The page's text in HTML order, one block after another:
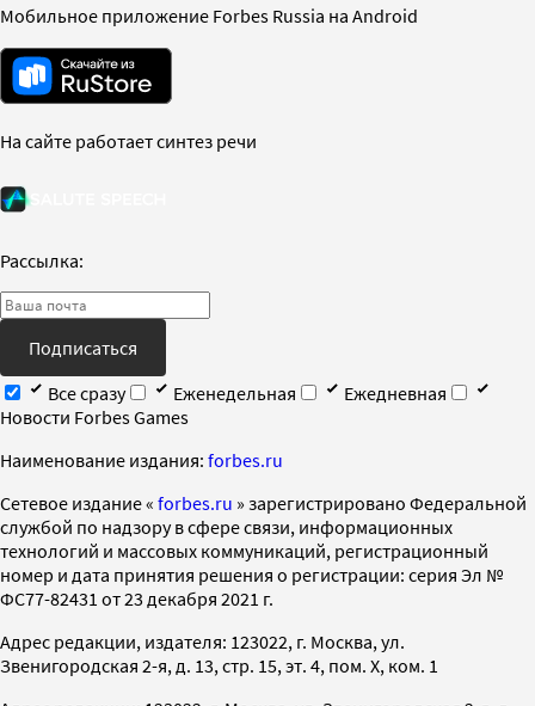
Мобильное приложение Forbes Russia на Android
На сайте работает синтез речи
Рассылка:
Подписаться
Все сразу
Еженедельная
Ежедневная
Новости Forbes Games
Наименование издания: forbes.ru
Cетевое издание « forbes.ru » зарегистрировано Федеральной
службой по надзору в сфере связи, информационных
технологий и массовых коммуникаций, регистрационный
номер и дата принятия решения о регистрации: серия Эл №
ФС77-82431 от 23 декабря 2021 г.
Адрес редакции, издателя: 123022, г. Москва, ул.
Звенигородская 2-я, д. 13, стр. 15, эт. 4, пом. X, ком. 1